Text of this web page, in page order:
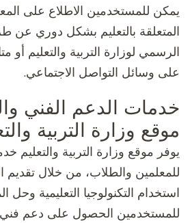
يمكن للمستخدمين الاطلاع على
المتعلقة بالتعليم بشكل دوري عن
الرسمي لوزارة التربية والتعليم أو
على وسائل التواصل الاجتماعي.
خدمات الدعم الفني
موقع وزارة التربية
يوفر موقع وزارة التربية والتعليم
للمعلمين والطلاب، من خلال
استخدام التكنولوجيا التعليمية وحل
للمستخدمين الحصول على دعم فني